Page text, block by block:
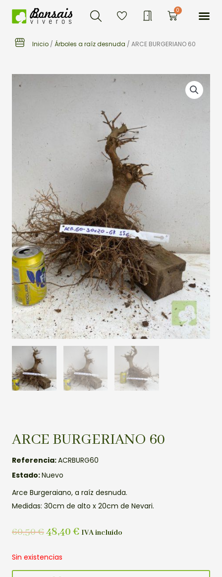
Buscar 0Carrito
Inicio / Árboles a raíz desnuda / ARCE BURGERIANO 60
ARCE BURGERIANO 60
Referencia:ACRBURG60
Estado:Nuevo
Arce Burgeraiano, a raíz desnuda.
Medidas: 30cm de alto x 20cm de Nevari.
60,50€48,40 € IVA incluído
Sin existencias